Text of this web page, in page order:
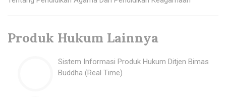
Produk Hukum Lainnya
Sistem Informasi Produk Hukum Ditjen Bimas
Buddha (Real Time)